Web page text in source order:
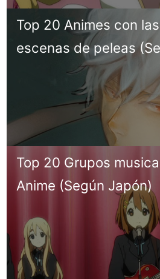
Top 20 Animes con
escenas de peleas
Top 20 Grupos
Anime (Según Japón)